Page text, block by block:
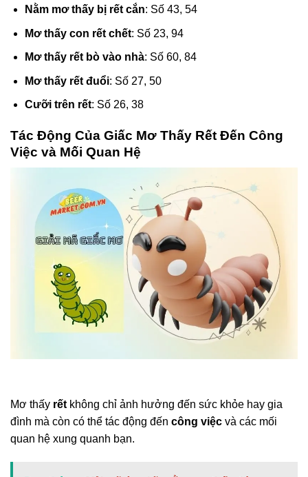
Nằm mơ thấy bị rết cắn: Số 43, 54
Mơ thấy con rết chết: Số 23, 94
Mơ thấy rết bò vào nhà: Số 60, 84
Mơ thấy rết đuổi: Số 27, 50
Cưỡi trên rết: Số 26, 38
Tác Động Của Giấc Mơ Thấy Rết Đến Công
Việc và Mối Quan Hệ
Mơ thấy rết không chỉ ảnh hưởng đến sức khỏe hay gia
đình mà còn có thể tác động đến công việc và các mối
quan hệ xung quanh bạn.